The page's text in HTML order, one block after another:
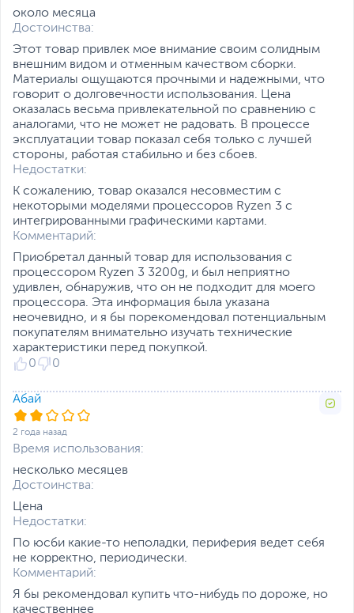
около месяца
Достоинства:
Этот товар привлек мое внимание своим солидным
внешним видом и отменным качеством сборки.
Материалы ощущаются прочными и надежными, что
говорит о долговечности использования. Цена
оказалась весьма привлекательной по сравнению с
аналогами, что не может не радовать. В процессе
эксплуатации товар показал себя только с лучшей
стороны, работая стабильно и без сбоев.
Недостатки:
К сожалению, товар оказался несовместим с
некоторыми моделями процессоров Ryzen 3 с
интегрированными графическими картами.
Комментарий:
Приобретал данный товар для использования с
процессором Ryzen 3 3200g, и был неприятно
удивлен, обнаружив, что он не подходит для моего
процессора. Эта информация была указана
неочевидно, и я бы порекомендовал потенциальным
покупателям внимательно изучать технические
характеристики перед покупкой.
0
0
Абай
2 года назад
Время использования:
несколько месяцев
Достоинства:
Цена
Недостатки:
По юсби какие-то неполадки, периферия ведет себя
не корректно, периодически.
Комментарий:
Я бы рекомендовал купить что-нибудь по дороже, но
качественнее